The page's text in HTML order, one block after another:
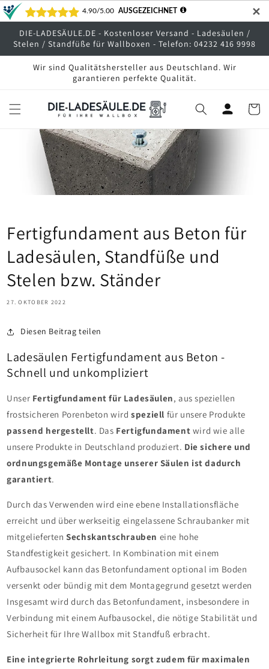
✕
Direkt
zum
Inhalt
DIE-LADESÄULE.DE - Kostenloser Versand - Ladesäulen /
Stelen / Standfüße für Wallboxen - Telefon: 04232 416 9998
Wir sind Qualitätshersteller aus Deutschland. Wir
garantieren perfekte Qualität.
Fertigfundament aus Beton für
Ladesäulen, Standfüße und
Stelen bzw. Ständer
27. OKTOBER 2022
Diesen Beitrag teilen
Ladesäulen Fertigfundament aus Beton -
Schnell und unkompliziert
Unser Fertigfundament für Ladesäulen, aus speziellen
frostsicheren Porenbeton wirdspeziell für unsere Produkte
passend hergestellt. Das Fertigfundament wird wie alle
unsere Produkte in Deutschland produziert. Die sichere und
ordnungsgemäße Montage unserer Säulen ist dadurch
garantiert.
Durch das Verwenden wird eine ebene Installationsfläche
erreicht und über werkseitig eingelassene Schraubanker mit
mitgeliefertenSechskantschrauben eine hohe
Standfestigkeit gesichert. In Kombination mit einem
Aufbausockel kann das Betonfundament optional im Boden
versenkt oder bündig mit dem Montagegrund gesetzt werden
Insgesamt wird durch das Betonfundament, insbesondere in
Verbindung mit einem Aufbausockel, die nötige Stabilität und
Sicherheit für Ihre Wallbox mit Standfuß erbracht.
Eine integrierte Rohrleitung sorgt zudem für maximalen